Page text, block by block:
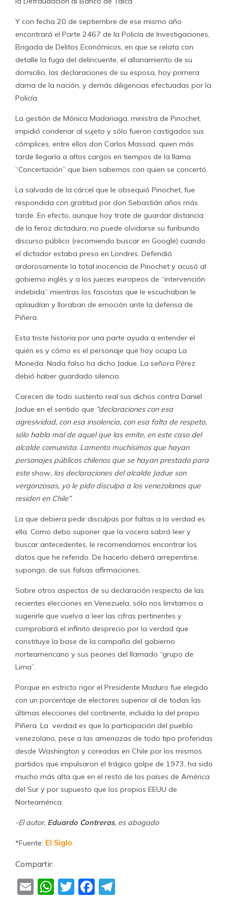
Y con fecha 20 de septiembre de ese mismo año
encontrará el Parte 2467 de la Policía de Investigaciones,
Brigada de Delitos Económicos, en que se relata con
detalle la fuga del delincuente, el allanamiento de su
domicilio, las declaraciones de su esposa, hoy primera
dama de la nación, y demás diligencias efectuadas por la
Policía.
La gestión de Mónica Madariaga, ministra de Pinochet,
impidió condenar al sujeto y sólo fueron castigados sus
cómplices, entre ellos don Carlos Massad, quien más
tarde llegaría a altos cargos en tiempos de la llama
“Concertación” que bien sabemos con quien se concertó.
La salvada de la cárcel que le obsequió Pinochet, fue
respondida con gratitud por don Sebastián años más
tarde. En efecto, aunque hoy trate de guardar distancia
de la feroz dictadura, no puede olvidarse su furibundo
discurso público (recomiendo buscar en Google) cuando
el dictador estaba preso en Londres. Defendió
ardorosamente la total inocencia de Pinochet y acusó al
gobierno inglés y a los jueces europeos de “intervención
indebida” mientras los fascistas que le escuchaban le
aplaudían y lloraban de emoción ante la defensa de
Piñera.
Esta triste historia por una parte ayuda a entender el
quién es y cómo es el personaje que hoy ocupa La
Moneda. Nada falso ha dicho Jadue. La señora Pérez
debió haber guardado silencio.
Carecen de todo sustento real sus dichos contra Daniel
Jadue en el sentido que “declaraciones con esa
agresividad, con esa insolencia, con esa falta de respeto,
sólo habla mal de aquel que las emite, en este caso del
alcalde comunista. Lamento muchísimos que hayan
personajes públicos chilenos que se hayan prestado para
esteshow, las declaraciones del alcalde Jadue son
vergonzosas, yo le pido disculpa a los venezolanos que
residen en Chile”.
La que debiera pedir disculpas por faltas a la verdad es
ella. Como debo suponer que la vocera sabrá leer y
buscar antecedentes, le recomendamos encontrar los
datos que he referido. De hacerlo deberá arrepentirse,
supongo, de sus falsas afirmaciones.
Sobre otros aspectos de su declaración respecto de las
recientes elecciones en Venezuela, sólo nos limitamos a
sugerirle que vuelva a leer las cifras pertinentes y
comprobará el infinito desprecio por la verdad que
constituye la base de la campaña del gobierno
norteamericano y sus peones del llamado “grupo de
Lima”.
Porque en estricto rigor el Presidente Maduro fue elegido
con un porcentaje de electores superior al de todas las
últimas elecciones del continente, incluída la del propio
Piñera. La verdad es que la participación del pueblo
venezolano, pese a las amenazas de todo tipo proferidas
desde Washington y coreadas en Chile por los mismos
partidos que impulsaron el trágico golpe de 1973, ha sido
mucho más alta que en el resto de los países de América
del Sur y por supuesto que los propios EEUU de
Norteamérica.
-El autor, Eduardo Contreras, es abogado
*Fuente: El Siglo
Compartir:
EmailWhatsApp
TwitterFacebook